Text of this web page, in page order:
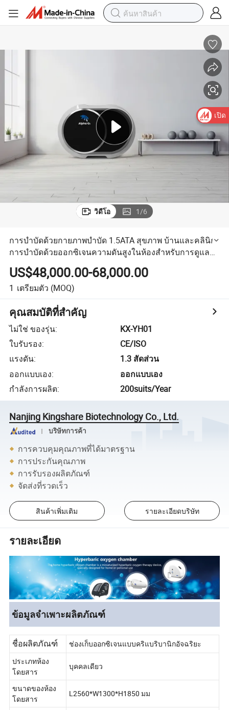
วิดีโอ 1/6
การบำบัดด้วยกายภาพบำบัด 1.5ATA สุขภาพ บ้านและคลินิก
การบำบัดด้วยออกซิเจนความดันสูงในห้องสำหรับการดูแล
สุขภาพ
US$48,000.00-68,000.00
1 เตรียมตัว (MOQ)
คุณสมบัติที่สำคัญ
ไม่ใช่ ของรุ่น:
KX-YH01
ใบรับรอง:
CE/ISO
แรงดัน:
1.3 สัดส่วน
ออกแบบเอง:
ออกแบบเอง
กำลังการผลิต: 200suits/Year
Nanjing Kingshare Biotechnology Co., Ltd.
บริษัทการค้า
การควบคุมคุณภาพที่ได้มาตรฐาน
การประกันคุณภาพ
การรับรองผลิตภัณฑ์
จัดส่งที่รวดเร็ว
สินค้าเพิ่มเติม รายละเอียดบริษัท
รายละเอียด
ข้อมูลจำเพาะผลิตภัณฑ์
ชื่อผลิตภัณฑ์
ช่องเก็บออกซิเจนแบบคริแบริบานิกอัจฉริยะ
ประเภทห้อง
โดยสาร
บุคคลเดียว
ขนาดของห้อง
โดยสาร
L2560*W1300*H1850 มม
เปิด